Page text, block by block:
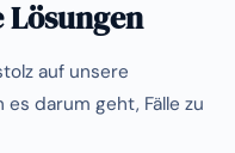
auf unsere
darum geht, Fälle zu